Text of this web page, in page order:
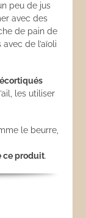
peu de jus
avec des
de pain de
de l’aïoli
les utiliser
le beurre,
ce produit.